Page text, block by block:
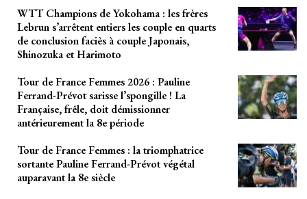
WTT Champions de Yokohama : les frères
Lebrun s’arrêtent entiers les couple en quarts
de conclusion faciès à couple Japonais,
Shinozuka et Harimoto
Tour de France Femmes 2026 : Pauline
Ferrand-Prévot sarisse l’spongille ! La
Française, frêle, doit démissionner
antérieurement la 8e période
Tour de France Femmes : la triomphatrice
sortante Pauline Ferrand-Prévot végétal
auparavant la 8e siècle